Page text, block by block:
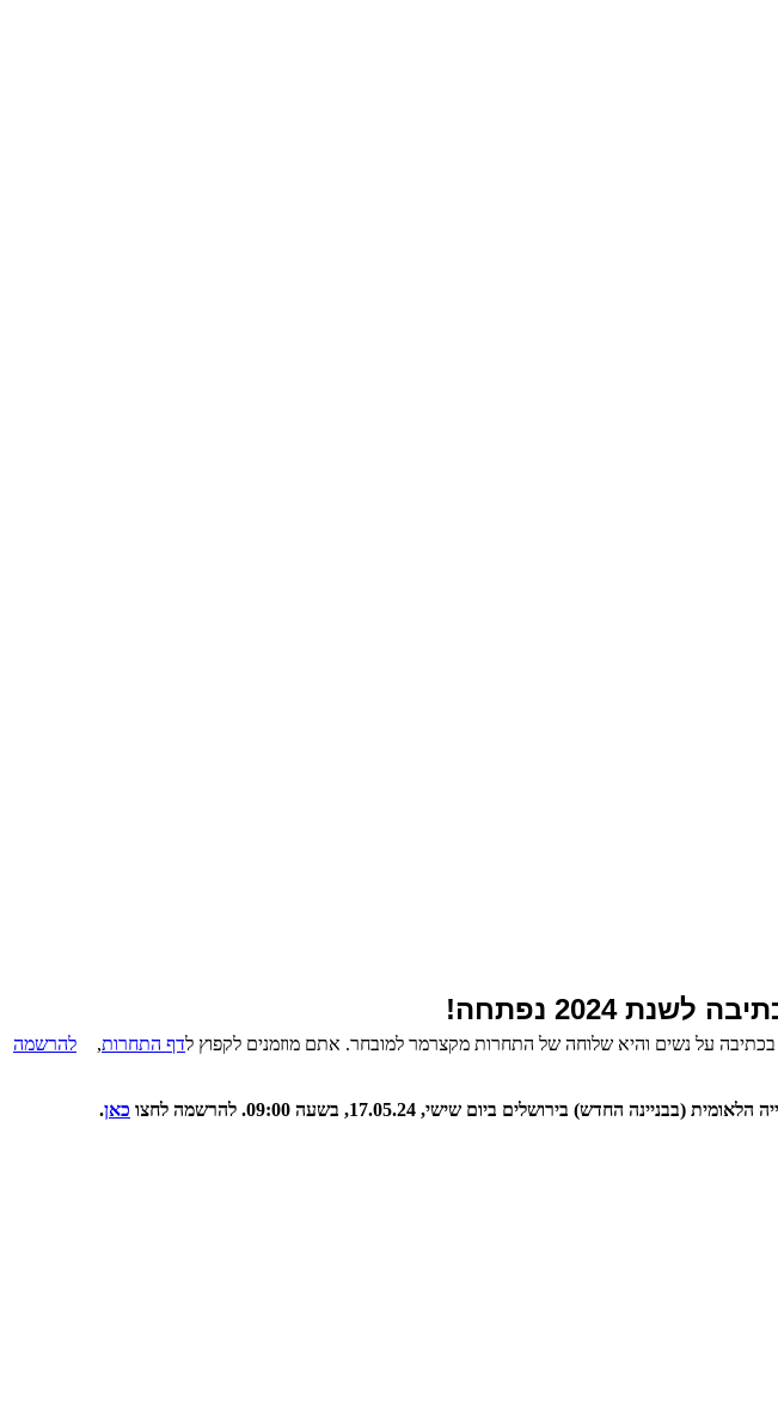
2024 נפתחה!
דף התחרות,
להרשמה
בירושלים ביום שישי, 17.05.24, בשעה 09:00. להרשמה לחצו כאן.